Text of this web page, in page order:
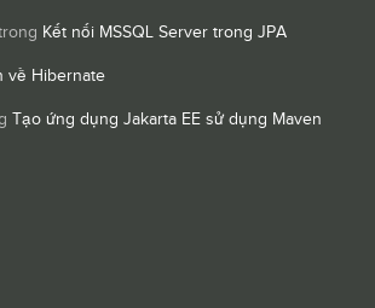
Kết nối MSSQL Server trong JPA
về Hibernate
Tạo ứng dụng Jakarta EE sử dụng Maven